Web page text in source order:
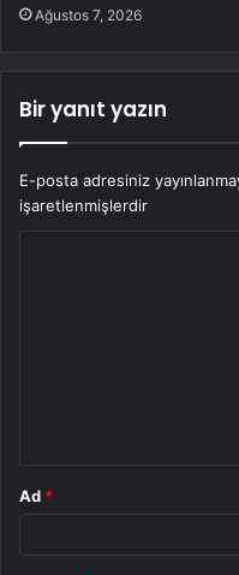
Ağustos 7, 2026
Bir yanıt yazın
E-posta adresiniz
işaretlenmişlerdir
Ad *